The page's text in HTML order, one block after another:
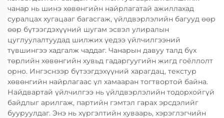
чанар нь шинэ хөвөнгийн найрлагатай ажиллахад
суралцах хугацааг багасгаж, үйлдвэрлэлийн багууд өөр
өөр бүтээгдэхүүний шугам эсвэл улиралын
цуглуулалтуудад шилжих үедээ үйлчилгээний
түвшингээ хадгалж чаддаг. Чанарын давуу талд бүх
төрлийн хөвөнгийн хувьд гадаргуугийн жигд гоёллолт
орно. Ингэснээр бүтээгдэхүүний харагдац, текстур
хөвөнгийн найрлагаас үл хамааран тогтвортой байна.
Найдвартай үйлчилгээ нь үйлдвэрлэлийн тодорхойгүй
байдлыг арилгаж, партийн гэмтэл гарах эрсдэлийг
бууруулдаг. Энэ нь хүргэлтийн хуваарь, хэрэглэгчийн